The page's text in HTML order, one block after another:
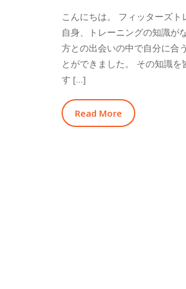
こんにちは。 フィッターズ
自身、トレーニングの知識が
方との出会いの中で自分に合
とができました。 その知識
す […]
Read More